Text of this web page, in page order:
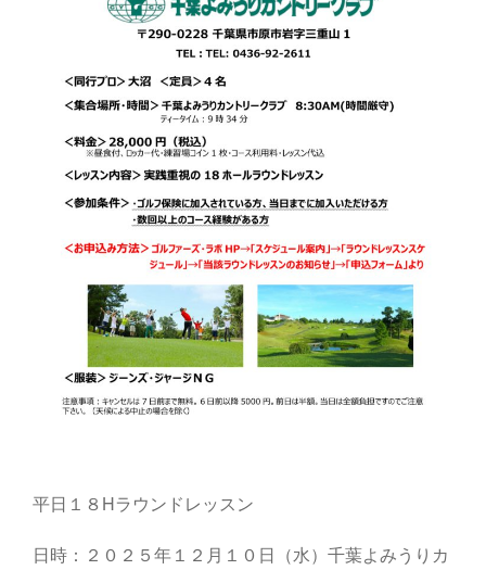
平日１８Hラウンドレッスン
日時：２０２５年１２月１０日（水）千葉よみうりカ